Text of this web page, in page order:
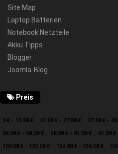
Site Map
Laptop Batterien
Notebook Netzteile
Akku Tipps
Blogger
Joomla-Blog
Preis
0 € - 13.08 € 13.08 € - 27.08 € 27.08 € -
54.08 € - 68.08 €
68.08 € - 81.08 € 81.08 €
109.08 € - 122.08 €
122.08 € - 136.08 €